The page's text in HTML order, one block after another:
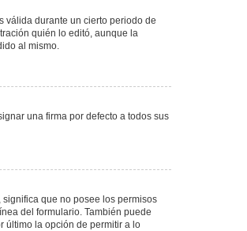
válida durante un cierto periodo de
quién lo editó, aunque la
al mismo.
una firma por defecto a todos sus
que no posee los permisos
del formulario. También puede
último la opción de permitir a lo